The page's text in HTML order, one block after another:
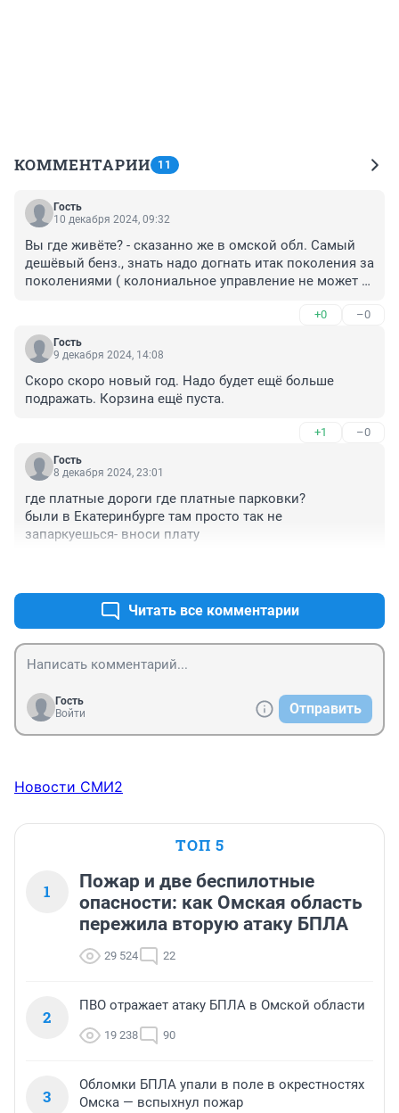
КОММЕНТАРИИ 11
Гость
10 декабря 2024, 09:32
Вы где живёте? - сказанно же в омской обл. Самый
дешёвый бенз., знать надо догнать итак поколения за
поколениями ( колониальное управление не может
+0 –0
Гость
9 декабря 2024, 14:08
Скоро скоро новый год. Надо будет ещё больше
подражать. Корзина ещё пуста.
+1 –0
Гость
8 декабря 2024, 23:01
где платные дороги где платные парковки?
были в Екатеринбурге там просто так не
запаркуешься- вноси плату
Читать все комментарии
Гость
Войти
Отправить
Новости СМИ2
ТОП 5
1
Пожар и две беспилотные
опасности: как Омская область
пережила вторую атаку БПЛА
29 524 22
2
ПВО отражает атаку БПЛА в Омской области
19 238 90
3
Обломки БПЛА упали в поле в окрестностях
Омска — вспыхнул пожар